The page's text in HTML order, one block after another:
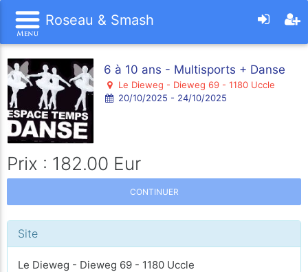
Roseau & Smash
6 à 10 ans - Multisports + Danse
Le Dieweg - Dieweg 69 - 1180 Uccle
20/10/2025 - 24/10/2025
Prix : 182.00 Eur
CONTINUER
Site
Le Dieweg - Dieweg 69 - 1180 Uccle